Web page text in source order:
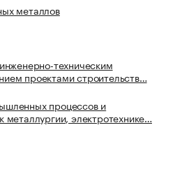
металлов
техническим
проектами строительств…
процессов и
металлургии, электротехнике…